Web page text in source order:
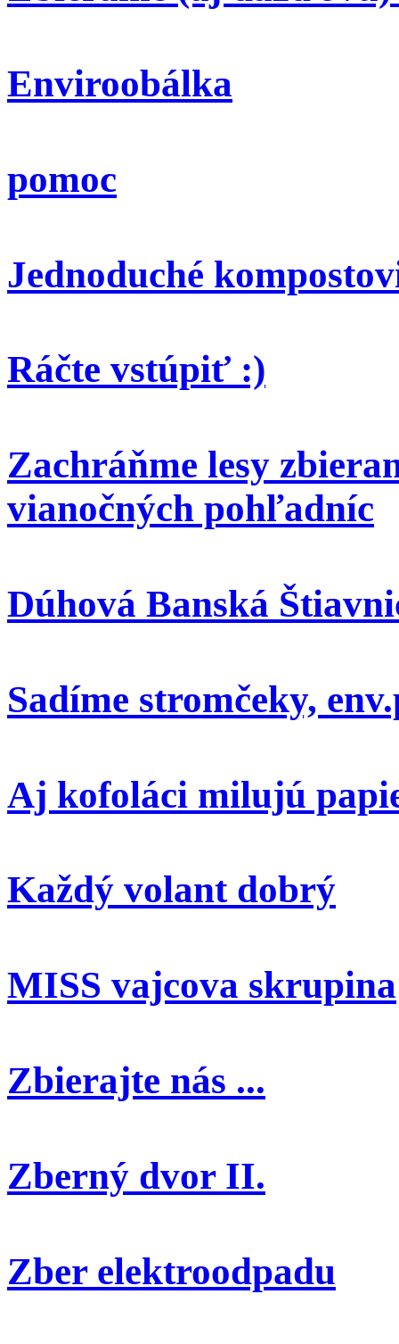
Enviroobálka
pomoc
Jednoduché
Ráčte vstúpiť :)
Zachráňme lesy
vianočných pohľadníc
Dúhová Banská
Sadíme stromčeky,
Aj kofoláci milujú
Každý volant dobrý
MISS vajcova skrupina
Zbierajte nás ...
Zberný dvor II.
Zber elektroodpadu